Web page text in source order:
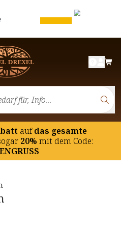
aufdas gesamte
20% mit dem Code: